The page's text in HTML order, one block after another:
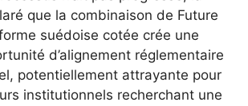
que la combinaison de Future
suédoise cotée crée une
d’alignement réglementaire
potentiellement attrayante pour
institutionnels recherchant une